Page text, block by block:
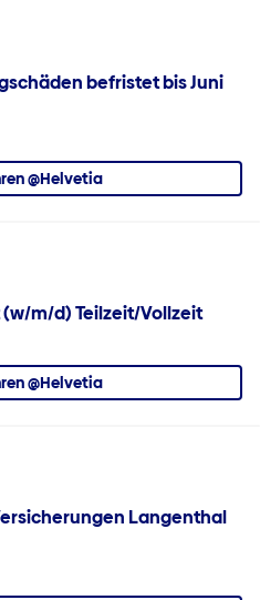
befristet bis Juni
@Helvetia
m/d) Teilzeit/Vollzeit
@Helvetia
Langenthal